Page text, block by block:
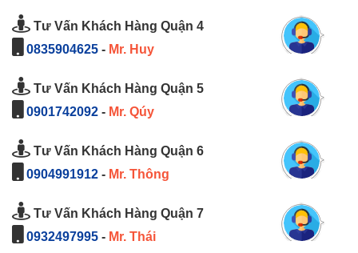
Tư Vấn Khách Hàng Quận 4
0835904625 - Mr. Huy
Tư Vấn Khách Hàng Quận 5
0901742092 - Mr. Qúy
Tư Vấn Khách Hàng Quận 6
0904991912 - Mr. Thông
Tư Vấn Khách Hàng Quận 7
0932497995 - Mr. Thái